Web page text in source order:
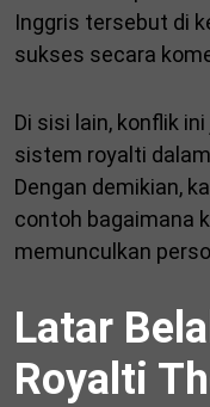
Inggris tersebut di
sukses secara
Di sisi lain, konflik
sistem royalti
Dengan demikian,
contoh bagaimana
memunculkan
Latar
Royalti